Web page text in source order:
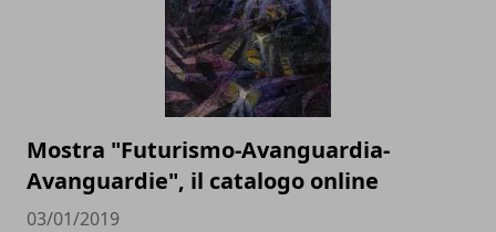
Mostra "Futurismo-Avanguardia-
Avanguardie", il catalogo online
03/01/2019